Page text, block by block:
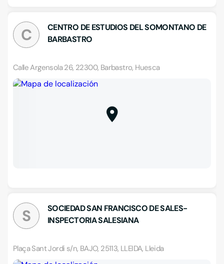
C
CENTRO DE ESTUDIOS DEL SOMONTANO DE
BARBASTRO
Calle Argensola 26, 22300, Barbastro, Huesca
S
SOCIEDAD SAN FRANCISCO DE SALES-
INSPECTORIA SALESIANA
Plaça Sant Jordi s/n, BAJO, 25113, LLEIDA, Lleida